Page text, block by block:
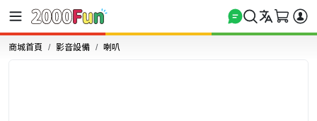
商城首頁 影音設備 喇叭